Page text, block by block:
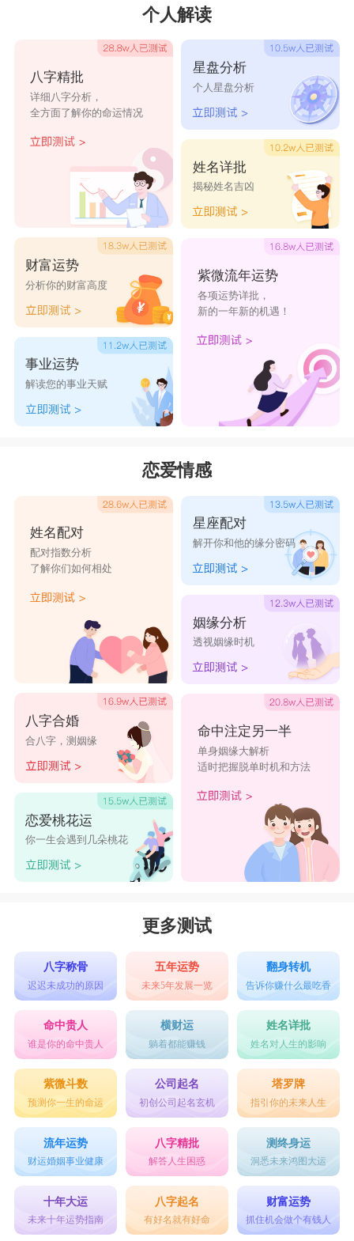
个人解读
八字精批
详细八字分析，
全方面了解你的命运情况
财富运势
分析你的财富高度
事业运势
解读您的事业天赋
星盘分析
个人星盘分析
姓名详批
揭秘姓名吉凶
紫微流年运势
各项运势详批，
新的一年新的机遇！
恋爱情感
姓名配对
配对指数分析
了解你们如何相处
八字合婚
合八字，测姻缘
恋爱桃花运
你一生会遇到几朵桃花
星座配对
解开你和他的缘分密码
姻缘分析
透视姻缘时机
命中注定另一半
单身姻缘大解析
适时把握脱单时机和方法
更多测试
八字称骨
迟迟未成功的原因
五年运势
未来5年发展一览
翻身转机
告诉你赚什么最吃香
命中贵人
谁是你的命中贵人
横财运
躺着都能赚钱
姓名详批
姓名对人生的影响
紫微斗数
预测你一生的命运
公司起名
初创公司起名玄机
塔罗牌
指引你的未来人生
流年运势
财运婚姻事业健康
八字精批
解答人生困惑
测终身运
洞悉未来鸿图大运
十年大运
未来十年运势指南
八字起名
有好名就有好命
财富运势
抓住机会做个有钱人